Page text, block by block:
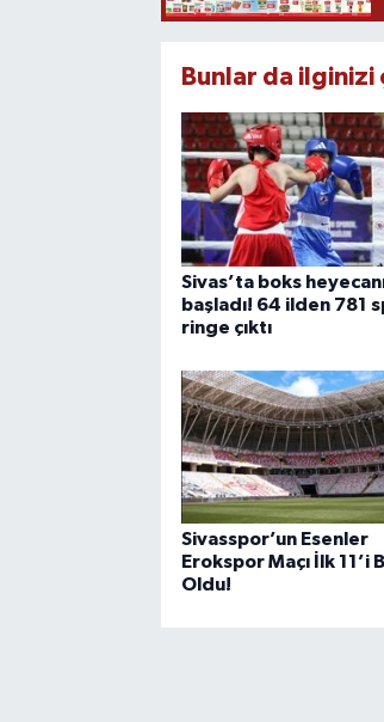
Bunlar da ilginizi
Sivas’ta boks
başladı! 64 ilden 781
ringe çıktı
Sivasspor’un Esenler
Erokspor Maçı İlk 11’i
Oldu!